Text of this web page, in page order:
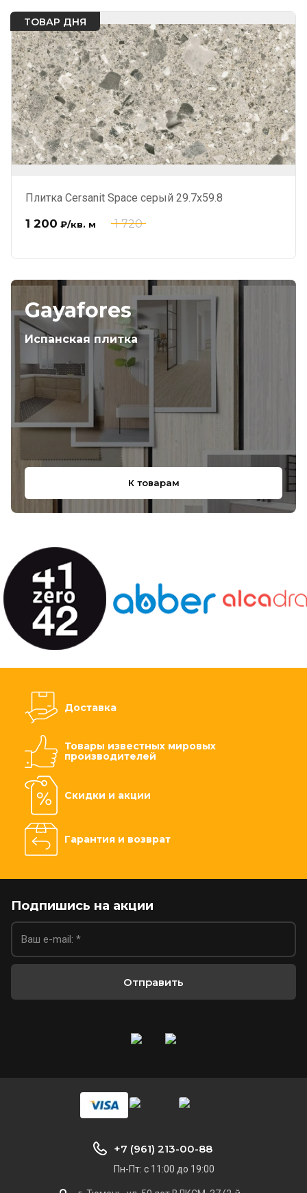
ТОВАР ДНЯ
Плитка Cersanit Space серый 29.7x59.8
1 720
1 200 ₽/кв. м
Gayafores
Испанская плитка
К товарам
Доставка
Товары известных мировых
производителей
Скидки и акции
Гарантия и возврат
Подпишись на акции
Отправить
+7 (961) 213-00-88
Пн-Пт: с 11:00 до 19:00